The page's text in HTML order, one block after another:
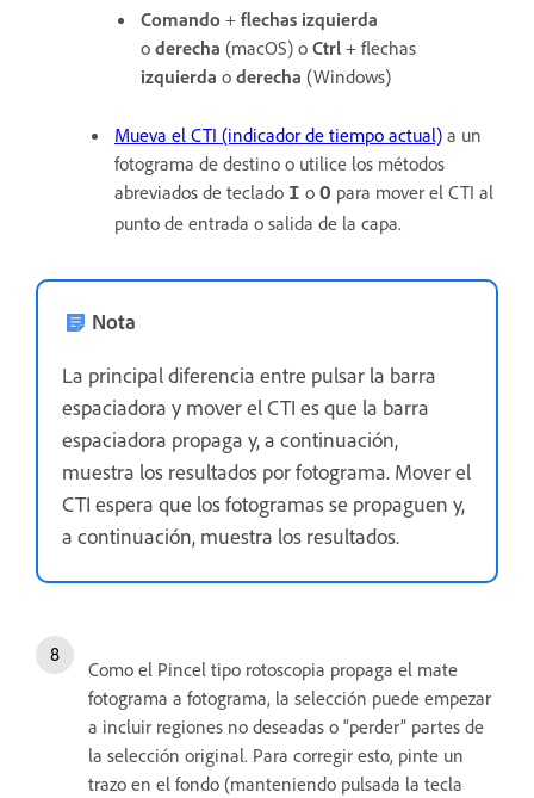
Comando + flechas izquierda
o derecha (macOS) o Ctrl + flechas
izquierda o derecha (Windows)
Mueva el CTI (indicador de tiempo actual) a un
fotograma de destino o utilice los métodos
abreviados de teclado I o O para mover el CTI al
punto de entrada o salida de la capa.
Nota
La principal diferencia entre pulsar la barra
espaciadora y mover el CTI es que la barra
espaciadora propaga y, a continuación,
muestra los resultados por fotograma. Mover el
CTI espera que los fotogramas se propaguen y,
a continuación, muestra los resultados.
Como el Pincel tipo rotoscopia propaga el mate
fotograma a fotograma, la selección puede empezar
a incluir regiones no deseadas o “perder” partes de
la selección original. Para corregir esto, pinte un
trazo en el fondo (manteniendo pulsada la tecla